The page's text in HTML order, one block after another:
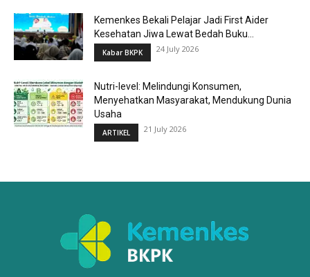
Kemenkes Bekali Pelajar Jadi First Aider
Kesehatan Jiwa Lewat Bedah Buku...
Kabar BKPK 24 July 2026
Nutri-level: Melindungi Konsumen,
Menyehatkan Masyarakat, Mendukung Dunia
Usaha
ARTIKEL 21 July 2026